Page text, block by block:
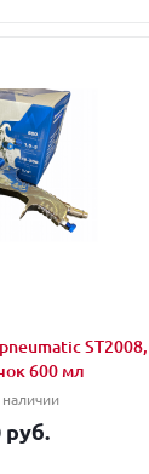
ST2008,
600 мл
наличии
руб.